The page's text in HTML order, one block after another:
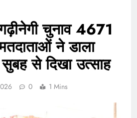
चुनाव 4671
ने डाला
से दिखा उत्साह
0 1 Mins